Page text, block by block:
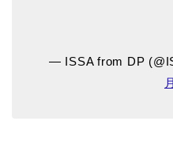
— ISSA from DP